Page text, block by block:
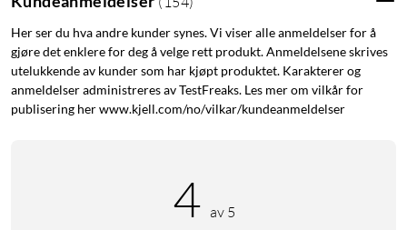
inneklimaet, for eksempel(48599
Smart Life
Med Smart Life-appen (iOS/Android) kan luftfukteren styres
via mobil og nettbrett, selv når du ikke er hjemme. Still inn
Her ser du hva andre kunder synes. Vi viser alle anmeldelser for å
gjøre det enklere for deg å velge rett produkt. Anmeldelsene skrives
utelukkende av kunder som har kjøpt produktet. Karakterer og
anmeldelser administreres av TestFreaks. Les mer om vilkår for
publisering her www.kjell.com/no/vilkar/kundeanmeldelser
4 av 5